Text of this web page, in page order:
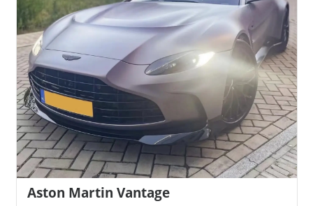
Aston Martin Vantage